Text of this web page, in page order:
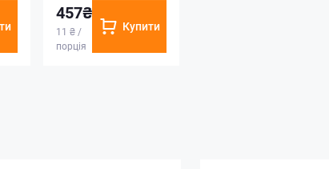
457₴
11 ₴ /
порція
Купити